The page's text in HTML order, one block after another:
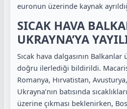
euronun üzerinde kaynak
SICAK HAVA
UKRAYNA’YA
Sıcak hava dalgasının Balkanlar
doğru ilerlediği bildirildi.
Romanya, Hırvatistan,
Ukrayna’nın batısında
üzerine çıkması beklenirken,